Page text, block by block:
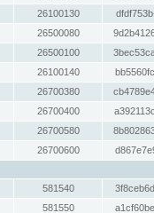
26100130
26500080
26500100
26100140
26700380
26700400
26700580
26700600
581540
581550